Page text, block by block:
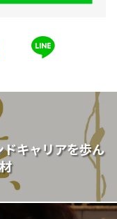
キャリアを歩ん